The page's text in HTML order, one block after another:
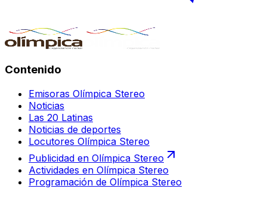
Contenido
Emisoras Olímpica Stereo
Noticias
Las 20 Latinas
Noticias de deportes
Locutores Olímpica Stereo
Publicidad en Olímpica Stereo
Actividades en Olímpica Stereo
Programación de Olímpica Stereo